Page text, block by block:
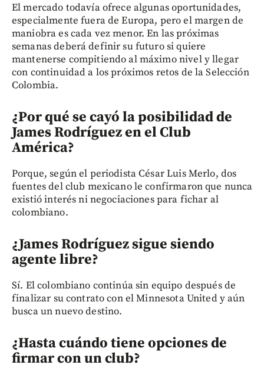
El mercado todavía ofrece algunas oportunidades,
especialmente fuera de Europa, pero el margen de
maniobra es cada vez menor. En las próximas
semanas deberá definir su futuro si quiere
mantenerse compitiendo al máximo nivel y llegar
con continuidad a los próximos retos de la Selección
Colombia.
¿Por qué se cayó la posibilidad de
James Rodríguez en el Club
América?
Porque, según el periodista César Luis Merlo, dos
fuentes del club mexicano le confirmaron que nunca
existió interés ni negociaciones para fichar al
colombiano.
¿James Rodríguez sigue siendo
agente libre?
Sí. El colombiano continúa sin equipo después de
finalizar su contrato con el Minnesota United y aún
busca un nuevo destino.
¿Hasta cuándo tiene opciones de
firmar con un club?